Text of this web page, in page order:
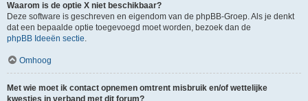
Waarom is de optie X niet beschikbaar?
Deze software is geschreven en eigendom van de phpBB-Groep. Als je denkt
dat een bepaalde optie toegevoegd moet worden, bezoek dan de
phpBB Ideeën sectie.
Omhoog
Met wie moet ik contact opnemen omtrent misbruik en/of wettelijke